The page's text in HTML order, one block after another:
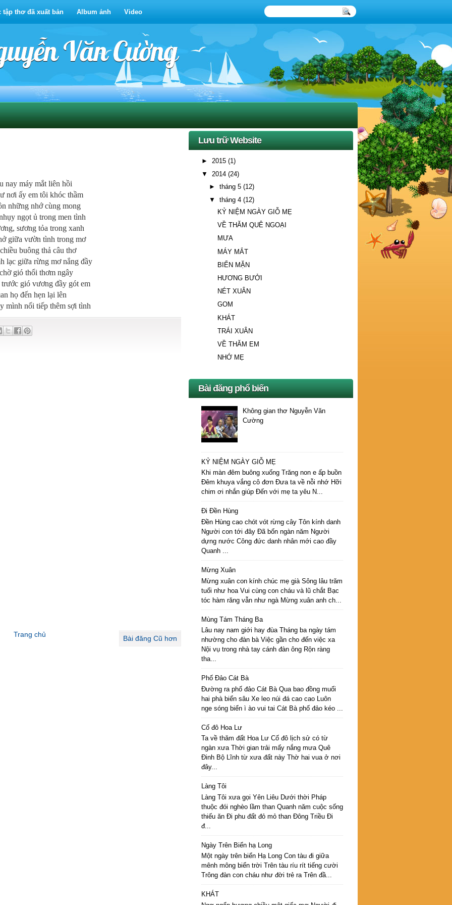
tập thơ đã xuất bản Album ảnh Video
Văn Cường
nay máy mắt liên hồi
nơi ấy em tôi khóc thầm
những nhớ cùng mong
ngọt ủ trong men tình
sương tỏa trong xanh
giữa vườn tình trong mơ
buông thả câu thơ
lạc giữa rừng mơ nắng đầy
gió thổi thơm ngây
gió vương đầy gót em
họ đến hẹn lại lên
thêm sợi tình
Bài đăng Cũ hơn
Trang chủ
Lưu trữ Website
► 2015 (1)
▼ 2014 (24)
►tháng 5(12)
▼tháng 4(12)
KỶ NIỆM NGÀY GIỖ MẸ
VỀ THĂM QUÊ NGOẠI
MƯA
MÁY MẮT
BIỂN MẶN
HƯƠNG BƯỞI
NÉT XUÂN
GOM
KHÁT
TRÁI XUÂN
VỀ THĂM EM
NHỚ MẸ
Bài đăng phổ biến
Không gian thơ Nguyễn Văn
Cường
KỶ NIỆM NGÀY GIỖ MẸ
Khi màn đêm buông xuống Trăng non e ấp buồn
Đêm khuya vắng cô đơn Đưa ta về nỗi nhớ Hỡi
chim ơi nhắn giúp Đến với mẹ ta yêu N...
Đi Đền Hùng
Đền Hùng cao chót vót rừng cây Tôn kính danh
Người con tới đây Đã bốn ngàn năm Người
dựng nước Công đức danh nhân mới cao đầy
Quanh ...
Mừng Xuân
Mừng xuân con kính chúc mẹ già Sông lâu trăm
tuổi như hoa Vui cùng con cháu và lũ chắt Bạc
tóc hàm răng vẫn như ngà Mừng xuân anh ch...
Mùng Tám Tháng Ba
Lâu nay nam giới hay đùa Tháng ba ngày tám
nhường cho đàn bà Việc gần cho đến việc xa
Nội vụ trong nhà tay cánh đàn ông Rộn ràng
tha...
Phố Đảo Cát Bà
Đường ra phố đảo Cát Bà Qua bao đồng muối
hai phà biển sâu Xe leo núi đá cao cao Luôn
nge sóng biển ì ào vui tai Cát Bà phố đảo kéo ...
Cố đô Hoa Lư
Ta về thăm đất Hoa Lư Cố đô lịch sử có từ
ngàn xưa Thời gian trải mấy nắng mưa Quê
Đinh Bộ Lĩnh từ xưa đất này Thờ hai vua ở nơi
đây...
Làng Tôi
Làng Tôi xưa gọi Yên Liêu Dưới thời Pháp
thuộc đói nghèo lầm than Quanh năm cuộc sống
thiếu ăn Đi phu đất đỏ mỏ than Đông Triều Đi
đ...
Ngày Trên Biển hạ Long
Một ngày trên biển Hạ Long Con tàu đi giữa
mênh mông biển trời Trên tàu ríu rít tiếng cười
Trông đàn con cháu như đời trẻ ra Trên đầ...
KHÁT